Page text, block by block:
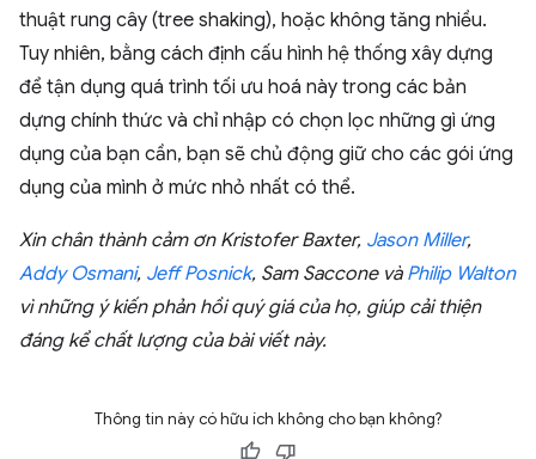
thuật rung cây (tree shaking), hoặc không tăng nhiều.
Tuy nhiên, bằng cách định cấu hình hệ thống xây dựng
để tận dụng quá trình tối ưu hoá này trong các bản
dựng chính thức và chỉ nhập có chọn lọc những gì ứng
dụng của bạn cần, bạn sẽ chủ động giữ cho các gói ứng
dụng của mình ở mức nhỏ nhất có thể.
Xin chân thành cảm ơn Kristofer Baxter, Jason Miller,
Addy Osmani, Jeff Posnick, Sam Saccone và Philip Walton
vì những ý kiến phản hồi quý giá của họ, giúp cải thiện
đáng kể chất lượng của bài viết này.
Thông tin này có hữu ích không cho bạn không?